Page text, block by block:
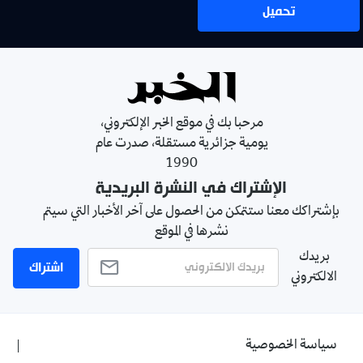
تحميل
مرحبا بك في موقع الخبر الإلكتروني،
يومية جزائرية مستقلة، صدرت عام
1990
الإشتراك في النشرة البريدية
بإشتراكك معنا ستتمكن من الحصول على آخر الأخبار التي سيتم
نشرها في الموقع
بريدك
الالكتروني
اشتراك
سياسة الخصوصية